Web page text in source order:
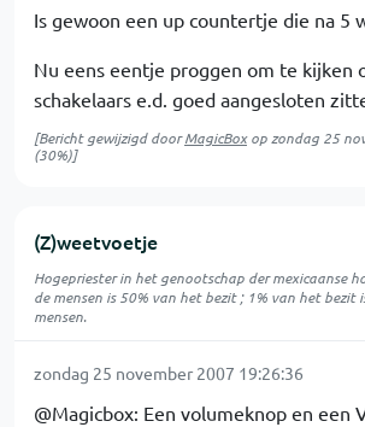
Is gewoon een up countertje die na 5
Nu eens eentje proggen om te kijken
schakelaars e.d. goed aangesloten
[Bericht gewijzigd doorMagicBoxop zondag 25
(30%)]
(Z)weetvoetje
Hogepriester in het genootschap der mexicaanse
de mensen is 50% van het bezit ; 1% van het bezit
mensen.
zondag 25 november 2007 19:26:36
@Magicbox: Een volumeknop en een